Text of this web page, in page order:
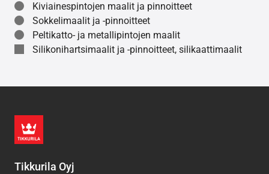
Kiviainespintojen maalit ja pinnoitteet
Sokkelimaalit ja -pinnoitteet
Peltikatto- ja metallipintojen maalit
Silikonihartsimaalit ja -pinnoitteet, silikaattimaalit
Tikkurila Oyj